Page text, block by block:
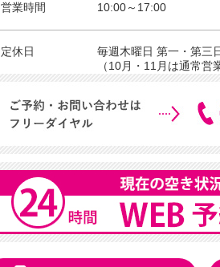
営業時間 10:00～17:00
定休日
毎週木曜日 第一・第三
（10月・11月は通常営